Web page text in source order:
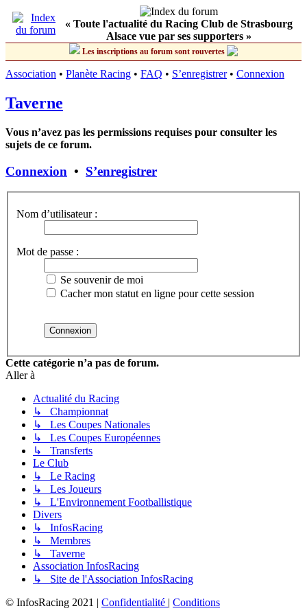
« Toute l'actualité du Racing Club de Strasbourg
Alsace vue par ses supporters »
Les inscriptions au forum sont rouvertes
Association • Planète Racing • FAQ • S’enregistrer• Connexion
Taverne
Vous n’avez pas les permissions requises pour consulter les
sujets de ce forum.
Connexion • S’enregistrer
Nom d’utilisateur :
Mot de passe :
Se souvenir de moi
Cacher mon statut en ligne pour cette session
Cette catégorie n’a pas de forum.
Aller à
Actualité du Racing
↳ Championnat
↳ Les Coupes Nationales
↳ Les Coupes Européennes
↳ Transferts
Le Club
↳ Le Racing
↳ Les Joueurs
↳ L'Environnement Footballistique
Divers
↳ InfosRacing
↳ Membres
↳ Taverne
Association InfosRacing
↳ Site de l'Association InfosRacing
© InfosRacing 2021 | Confidentialité | Conditions